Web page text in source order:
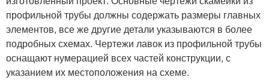
профильной трубы должны содержать размеры главных
элементов, все же другие детали указываются в более
подробных схемах. Чертежи лавок из профильной трубы
оснащают нумерацией всех частей конструкции, с
указанием их местоположения на схеме.